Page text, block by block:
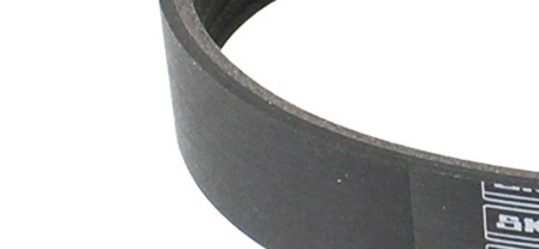
SVHC
SVHC
substance
Materiál
řemene
EPDM
(Ethylen-
Propylen-